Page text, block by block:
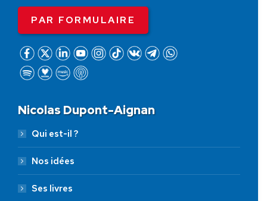
PAR FORMULAIRE
Nicolas Dupont-Aignan
Qui est-il ?
Nos idées
Ses livres